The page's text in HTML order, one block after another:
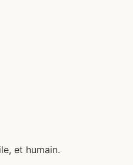
et humain.